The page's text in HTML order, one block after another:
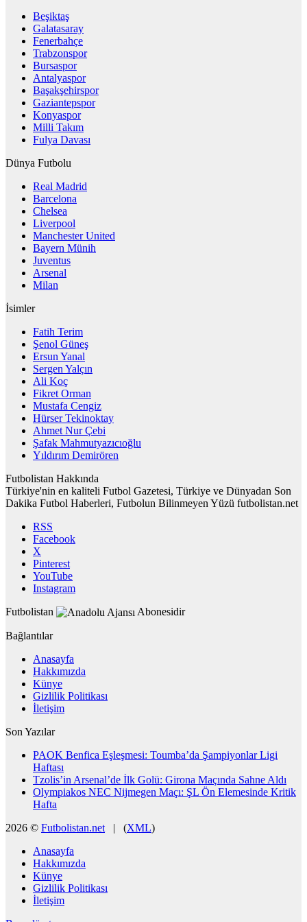
Beşiktaş
Galatasaray
Fenerbahçe
Trabzonspor
Bursaspor
Antalyaspor
Başakşehirspor
Gaziantepspor
Konyaspor
Milli Takım
Fulya Davası
Dünya Futbolu
Real Madrid
Barcelona
Chelsea
Liverpool
Manchester United
Bayern Münih
Juventus
Arsenal
Milan
İsimler
Fatih Terim
Şenol Güneş
Ersun Yanal
Sergen Yalçın
Ali Koç
Fikret Orman
Mustafa Cengiz
Hürser Tekinoktay
Ahmet Nur Çebi
Şafak Mahmutyazıcıoğlu
Yıldırım Demirören
Futbolistan Hakkında
Türkiye'nin en kaliteli Futbol Gazetesi, Türkiye ve Dünyadan Son
Dakika Futbol Haberleri, Futbolun Bilinmeyen Yüzü futbolistan.net
RSS
Facebook
X
Pinterest
YouTube
Instagram
Futbolistan
Abonesidir
Bağlantılar
Anasayfa
Hakkımızda
Künye
Gizlilik Politikası
İletişim
Son Yazılar
PAOK Benfica Eşleşmesi: Toumba’da Şampiyonlar Ligi
Haftası
Tzolis’in Arsenal’de İlk Golü: Girona Maçında Sahne Aldı
Olympiakos NEC Nijmegen Maçı: ŞL Ön Elemesinde Kritik
Hafta
2026 © Futbolistan.net | (XML)
Anasayfa
Hakkımızda
Künye
Gizlilik Politikası
İletişim